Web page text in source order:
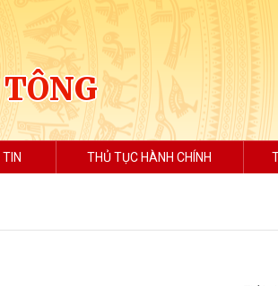
THỦ TỤC HÀNH CHÍNH